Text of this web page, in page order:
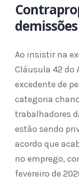
demissões
Ao insistir na
Cláusula 42 do
excedente de
categoria
trabalhadores
estão sendo
acordo que
no emprego,
fevereiro de